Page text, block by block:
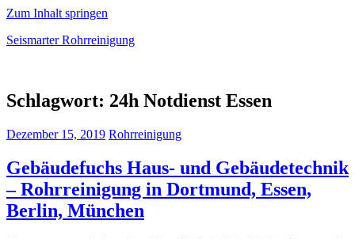
Zum Inhalt springen
Seismarter Rohrreinigung
Kanalsanierung,
Wasserschaden
Schlagwort: 24h Notdienst Essen
Dezember 15, 2019 Rohrreinigung
Gebäudefuchs Haus- und Gebäudetechnik
– Rohrreinigung in Dortmund, Essen,
Berlin, München